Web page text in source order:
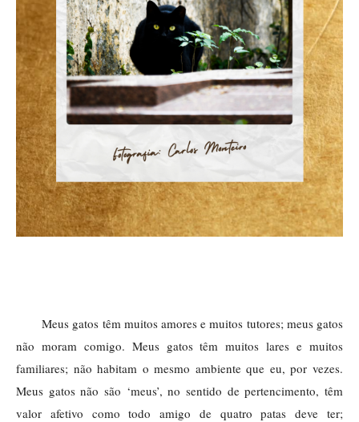
Meus gatos têm muitos amores e muitos tutores; meus gatos
não moram comigo. Meus gatos têm muitos lares e muitos
familiares; não habitam o mesmo ambiente que eu, por vezes.
Meus gatos não são ‘meus’, no sentido de pertencimento, têm
valor afetivo como todo amigo de quatro patas deve ter;